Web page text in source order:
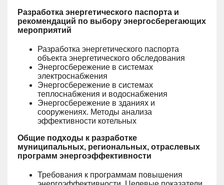
Разработка энергетического паспорта и
рекомендаций по выбору энергосберегающих
мероприятий
Разработка энергетического паспорта
объекта энергетического обследования
Энергосбережение в системах
электроснабжения
Энергосбережение в системах
теплоснабжения и водоснабжения
Энергосбережение в зданиях и
сооружениях. Методы анализа
эффективности котельных
Общие подходы к разработке
муниципальных, региональных, отраслевых
программ энергоэффективности
Требования к программам повышения